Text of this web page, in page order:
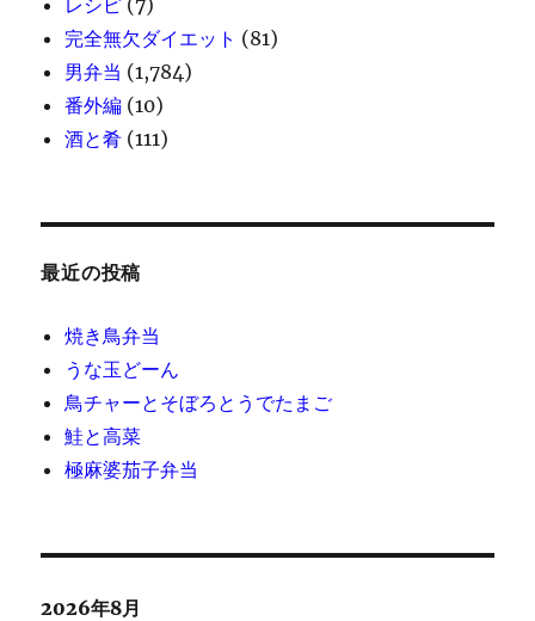
完全無欠ダイエット (81)
男弁当 (1,784)
番外編 (10)
酒と肴 (111)
最近の投稿
焼き鳥弁当
うな玉どーん
鳥チャーとそぼろとうでたまご
鮭と高菜
極麻婆茄子弁当
2026年8月